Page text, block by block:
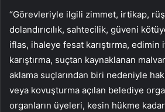
“Görevleriyle ilgili zimmet, irtikap,
dolandırıcılık, sahtecilik, güveni
iflas, ihaleye fesat karıştırma, edimin
karıştırma, suçtan kaynaklanan
aklama suçlarından biri nedeniyle
veya kovuşturma açılan belediye
organların üyeleri, kesin hükme